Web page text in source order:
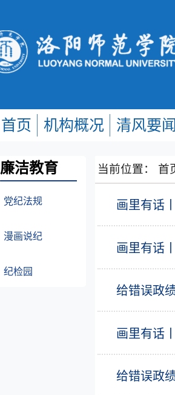
首页 机构概况 清风要闻
廉洁教育
党纪法规
漫画说纪
纪检园
当前位置： 首
画里有话
画里有话
给错误政
画里有话
给错误政